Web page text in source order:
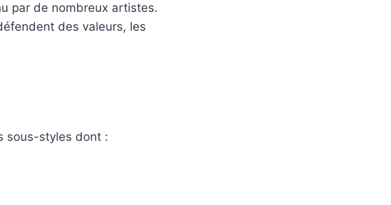
par de nombreux artistes.
des valeurs, les
sous-styles dont :